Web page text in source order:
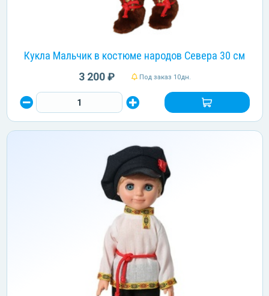
Кукла Мальчик в костюме народов Севера 30 см
3 200 ₽ Под заказ 10дн.